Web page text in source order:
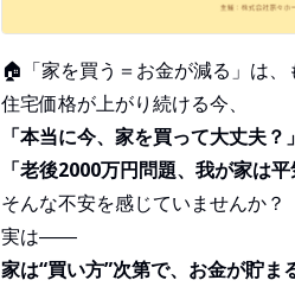
🏠「家を買う＝お金が減る」は、
住宅価格が上がり続ける今、
「本当に今、家を買って大丈夫？」
「老後2000万円問題、我が家は平
そんな不安を感じていませんか？
実は――
家は“買い方”次第で、お金が貯ま